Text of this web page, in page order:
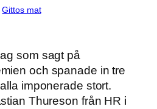
Gittos mat
som sagt på
och spanade in tre
imponerade stort.
Thureson från HR i